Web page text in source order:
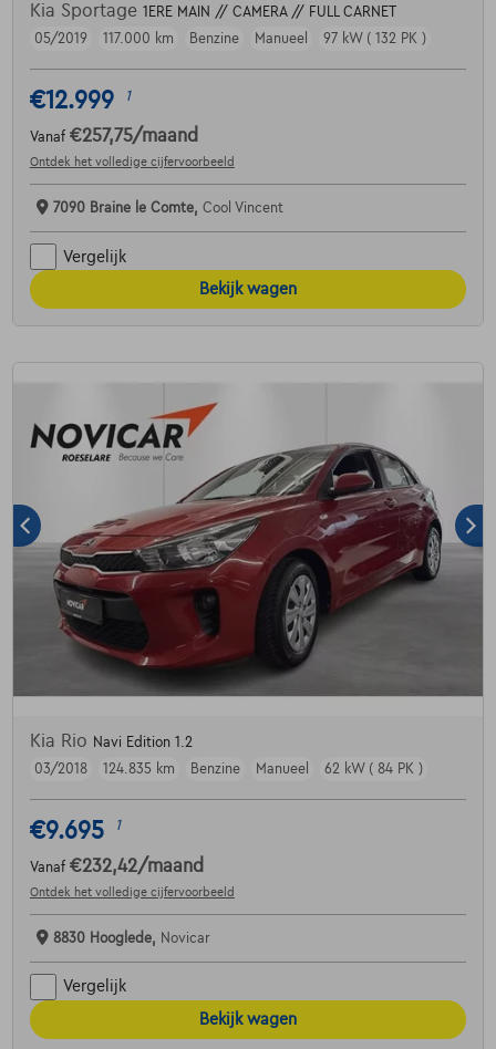
Kia Sportage 1ERE MAIN // CAMERA // FULL CARNET
05/2019
117.000 km Benzine Manueel 97 kW ( 132 PK )
€12.999 1
Vanaf €257,75/maand
Ontdek het volledige cijfervoorbeeld
7090 Braine le Comte, Cool Vincent
Vergelijk
Bekijk wagen
Kia Rio Navi Edition 1.2
03/2018
124.835 km Benzine Manueel 62 kW ( 84 PK )
€9.695 1
Vanaf €232,42/maand
Ontdek het volledige cijfervoorbeeld
8830 Hooglede, Novicar
Vergelijk
Bekijk wagen